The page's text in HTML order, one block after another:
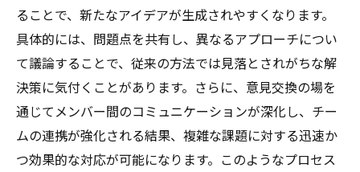
ることで、新たなアイデアが生成されやすくなります。
具体的には、問題点を共有し、異なるアプローチについ
て議論することで、従来の方法では見落とされがちな解
決策に気付くことがあります。さらに、意見交換の場を
通じてメンバー間のコミュニケーションが深化し、チー
ムの連携が強化される結果、複雑な課題に対する迅速か
つ効果的な対応が可能になります。このようなプロセス